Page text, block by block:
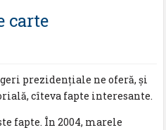
carte
prezidenţiale ne oferă, şi
cîteva fapte interesante.
fapte. În 2004, marele